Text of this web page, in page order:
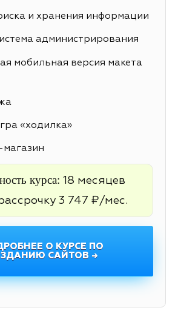
и хранения информации
администрирования
мобильная версия макета
«ходилка»
магазин
курса: 18 месяцев
3 747 ₽/мес.
О КУРСЕ ПО
САЙТОВ →